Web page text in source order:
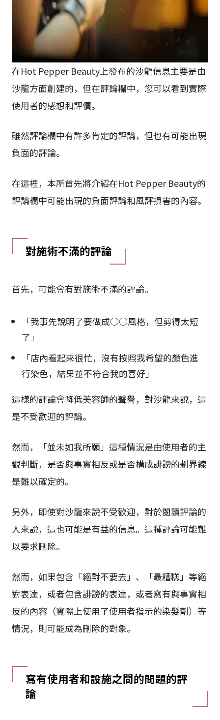
在Hot Pepper Beauty上發布的沙龍信息主要是由
沙龍方面創建的，但在評論欄中，您可以看到實際
使用者的感想和評價。
雖然評論欄中有許多肯定的評論，但也有可能出現
負面的評論。
在這裡，本所首先將介紹在Hot Pepper Beauty的
評論欄中可能出現的負面評論和風評損害的內容。
對施術不滿的評論
首先，可能會有對施術不滿的評論。
「我事先說明了要做成○○風格，但剪得太短
了」
「店內看起來很忙，沒有按照我希望的顏色進
行染色，結果並不符合我的喜好」
這樣的評論會降低美容師的聲譽，對沙龍來說，這
是不受歡迎的評論。
然而，「並未如我所願」這種情況是由使用者的主
觀判斷，是否與事實相反或是否構成誹謗的劃界線
是難以確定的。
另外，即使對沙龍來說不受歡迎，對於閱讀評論的
人來說，這也可能是有益的信息。這種評論可能難
以要求刪除。
然而，如果包含「絕對不要去」、「最糟糕」等絕
對表達，或者包含誹謗的表達，或者寫有與事實相
反的內容（實際上使用了使用者指示的染髮劑）等
情況，則可能成為刪除的對象。
寫有使用者和設施之間的問題的評
論